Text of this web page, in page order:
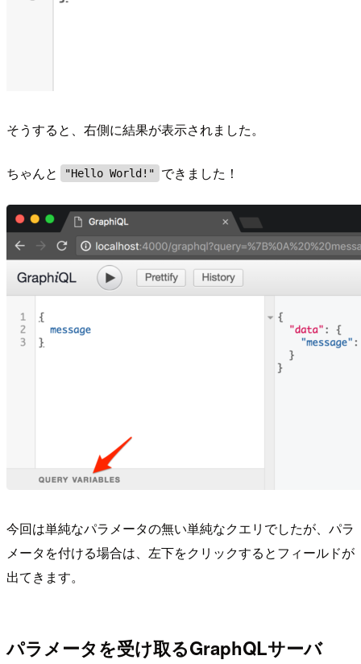
そうすると、右側に結果が表示されました。
ちゃんと "Hello World!" できました！
今回は単純なパラメータの無い単純なクエリでしたが、パラ
メータを付ける場合は、左下をクリックするとフィールドが
出てきます。
パラメータを受け取るGraphQLサーバ